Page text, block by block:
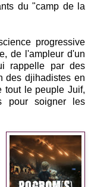
du "camp de la
progressive
de l'ampleur d'un
rappelle par des
des djihadistes en
tout le peuple Juif,
pour soigner les